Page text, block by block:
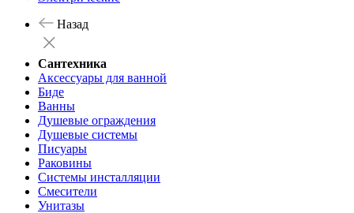
Назад
Сантехника
Аксессуары для ванной
Биде
Ванны
Душевые ограждения
Душевые системы
Писуары
Раковины
Системы инсталляции
Смесители
Унитазы